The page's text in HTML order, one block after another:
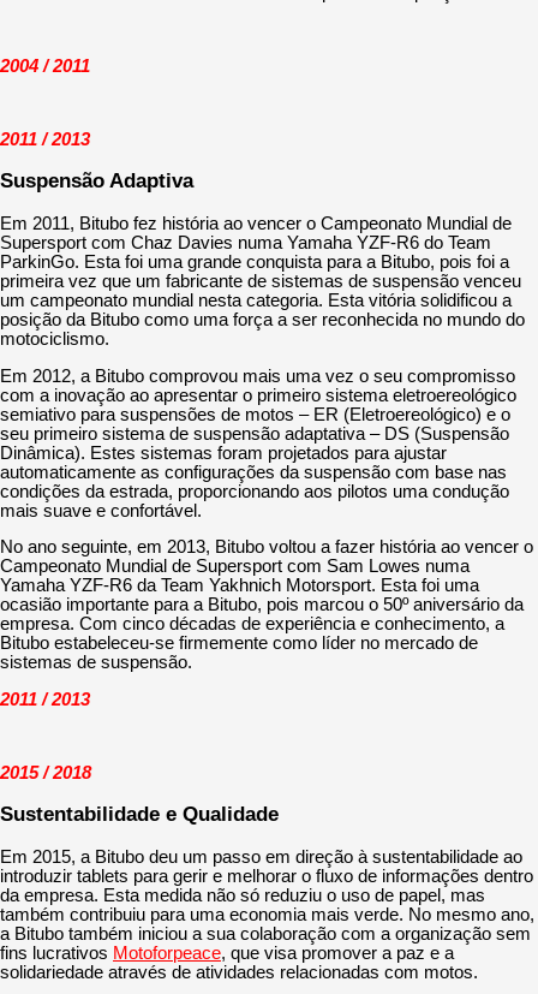
2004 / 2011
2011 / 2013
Suspensão Adaptiva
Em 2011, Bitubo fez história ao vencer o Campeonato Mundial de
Supersport com Chaz Davies numa Yamaha YZF-R6 do Team
ParkinGo. Esta foi uma grande conquista para a Bitubo, pois foi a
primeira vez que um fabricante de sistemas de suspensão venceu
um campeonato mundial nesta categoria. Esta vitória solidificou a
posição da Bitubo como uma força a ser reconhecida no mundo do
motociclismo.
Em 2012, a Bitubo comprovou mais uma vez o seu compromisso
com a inovação ao apresentar o primeiro sistema eletroereológico
semiativo para suspensões de motos – ER (Eletroereológico) e o
seu primeiro sistema de suspensão adaptativa – DS (Suspensão
Dinâmica). Estes sistemas foram projetados para ajustar
automaticamente as configurações da suspensão com base nas
condições da estrada, proporcionando aos pilotos uma condução
mais suave e confortável.
No ano seguinte, em 2013, Bitubo voltou a fazer história ao vencer o
Campeonato Mundial de Supersport com Sam Lowes numa
Yamaha YZF-R6 da Team Yakhnich Motorsport. Esta foi uma
ocasião importante para a Bitubo, pois marcou o 50º aniversário da
empresa. Com cinco décadas de experiência e conhecimento, a
Bitubo estabeleceu-se firmemente como líder no mercado de
sistemas de suspensão.
2011 / 2013
2015 / 2018
Sustentabilidade e Qualidade
Em 2015, a Bitubo deu um passo em direção à sustentabilidade ao
introduzir tablets para gerir e melhorar o fluxo de informações dentro
da empresa. Esta medida não só reduziu o uso de papel, mas
também contribuiu para uma economia mais verde. No mesmo ano,
a Bitubo também iniciou a sua colaboração com a organização sem
fins lucrativos Motoforpeace, que visa promover a paz e a
solidariedade através de atividades relacionadas com motos.